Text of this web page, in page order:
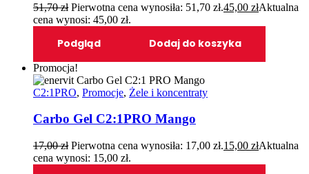
51,70zł Pierwotna cena wynosiła: 51,70 zł.45,00 złAktualna
cena wynosi: 45,00 zł.
Podgląd Dodaj do koszyka
Promocja!
C2:1PRO, Promocje, Żele i koncentraty
Carbo Gel C2:1PRO Mango
17,00zł Pierwotna cena wynosiła: 17,00 zł.15,00 złAktualna
cena wynosi: 15,00 zł.